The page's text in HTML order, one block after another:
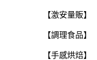
【激安量販】
【調理食品】
【手感烘焙】